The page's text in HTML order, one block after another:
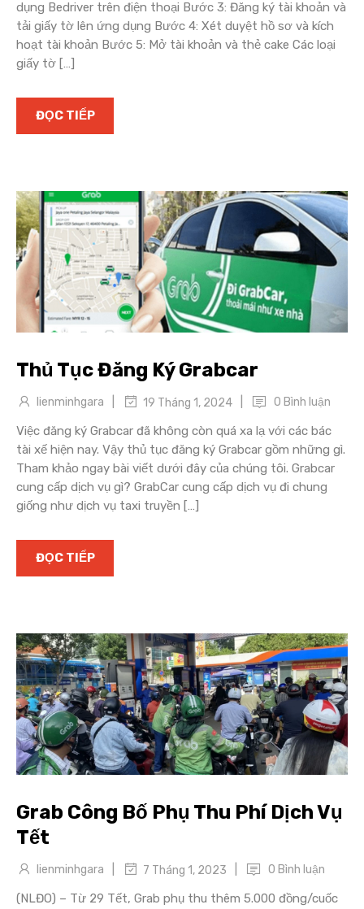
dụng Bedriver trên điện thoại Bước 3: Đăng ký tài khoản và
tải giấy tờ lên ứng dụng Bước 4: Xét duyệt hồ sơ và kích
hoạt tài khoản Bước 5: Mở tài khoản và thẻ cake Các loại
giấy tờ […]
ĐỌC TIẾP
Thủ Tục Đăng Ký Grabcar
lienminhgara 19 Tháng 1, 2024 0 Bình luận
Việc đăng ký Grabcar đã không còn quá xa lạ với các bác
tài xế hiện nay. Vậy thủ tục đăng ký Grabcar gồm những gì.
Tham khảo ngay bài viết dưới đây của chúng tôi. Grabcar
cung cấp dịch vụ gì? GrabCar cung cấp dịch vụ đi chung
giống như dịch vụ taxi truyền […]
ĐỌC TIẾP
Grab Công Bố Phụ Thu Phí Dịch Vụ
Tết
lienminhgara 7 Tháng 1, 2023 0 Bình luận
(NLĐO) – Từ 29 Tết, Grab phụ thu thêm 5.000 đồng/cuốc